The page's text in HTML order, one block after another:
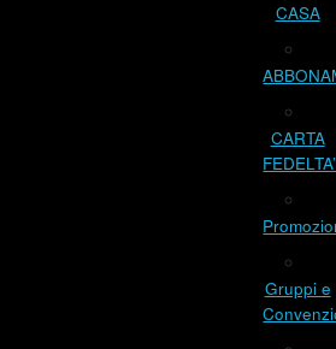
CASA
CARTA
FEDELTA’
Gruppi e